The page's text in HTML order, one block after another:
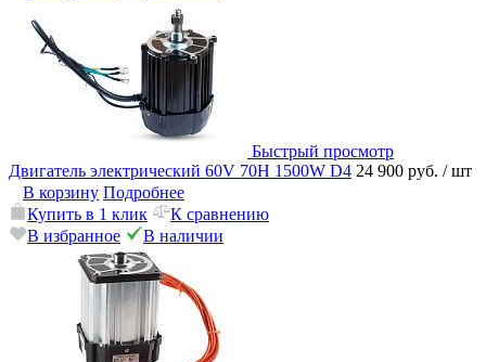
Быстрый просмотр
Двигатель электрический 60V 70Н 1500W D4 24 900 руб. / шт
В корзину Подробнее
Купить в 1 клик
К сравнению
В избранное
В наличии